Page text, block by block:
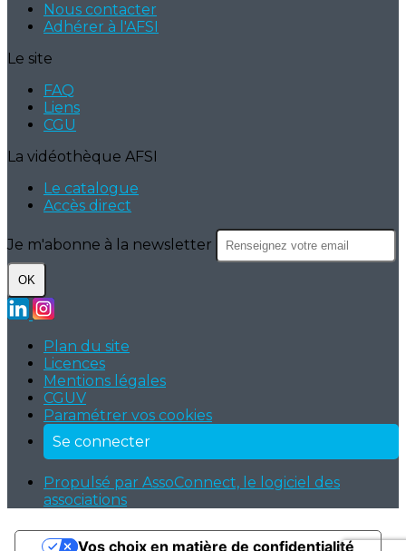
Nous contacter
Adhérer à l'AFSI
Le site
FAQ
Liens
CGU
La vidéothèque AFSI
Le catalogue
Accès direct
Je m'abonne à la newsletter
OK
Plan du site
Licences
Mentions légales
CGUV
Paramétrer vos cookies
Se connecter
Propulsé par AssoConnect, le logiciel des
associations
Vos choix en matière de confidentialité